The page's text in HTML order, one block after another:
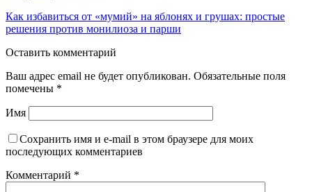
Как избавиться от «мумий» на яблонях и грушах: простые
решения против монилиоза и парши
Оставить комментарий
Ваш адрес email не будет опубликован. Обязательные поля
помечены *
Имя
Сохранить имя и e-mail в этом браузере для моих
последующих комментариев
Комментарий *